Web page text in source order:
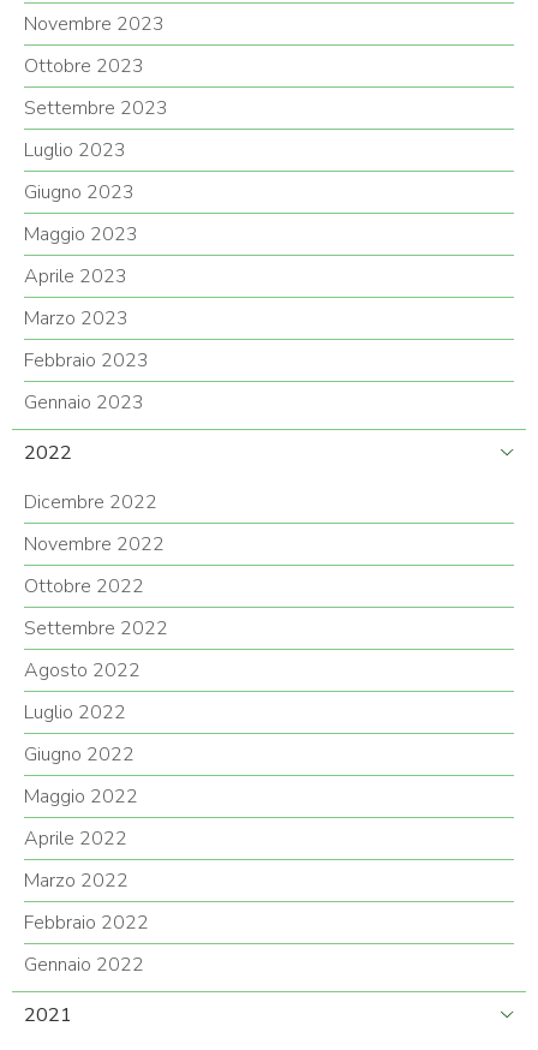
Novembre 2023
Ottobre 2023
Settembre 2023
Luglio 2023
Giugno 2023
Maggio 2023
Aprile 2023
Marzo 2023
Febbraio 2023
Gennaio 2023
2022
Dicembre 2022
Novembre 2022
Ottobre 2022
Settembre 2022
Agosto 2022
Luglio 2022
Giugno 2022
Maggio 2022
Aprile 2022
Marzo 2022
Febbraio 2022
Gennaio 2022
2021